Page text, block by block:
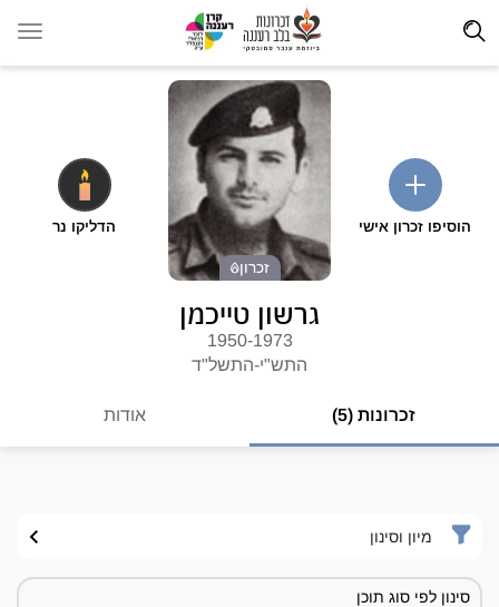
הוסיפו זכרון אישי
זכרון
הדליקו נר
גרשון טייכמן
1950-1973
התש"י-התשל"ד
זכרונות (5) אודות
מיון וסינון
סינון לפי סוג תוכן